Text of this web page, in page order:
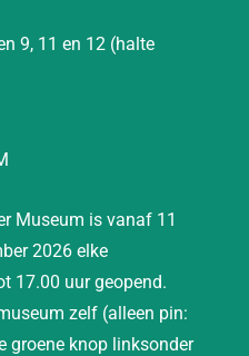
9, 11 en 12 (halte
Museum is vanaf 11
2026 elke
17.00 uur geopend.
zelf (alleen pin:
groene knop linksonder